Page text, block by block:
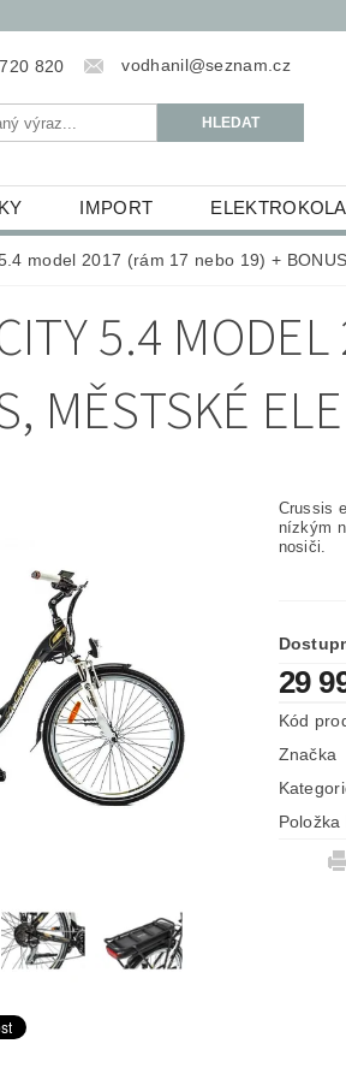
820 vodhanil@seznam.cz
IMPORT ELEKTROKOLA
HUDEBNINY
model 2017 (rám 17 nebo 19) +
5.4
MĚSTSKÉ
Crussis
nízkým
nosiči.
29
Kód
Značka